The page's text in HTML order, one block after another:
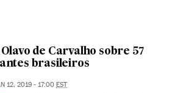
de Carvalho sobre 57
brasileiros
12, 2019 - 17:00 EST